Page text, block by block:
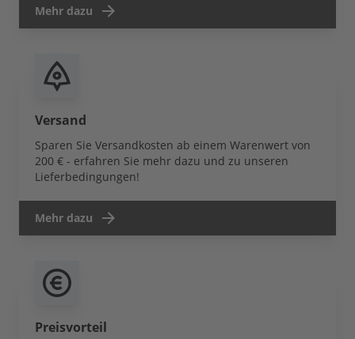
Mehr dazu
Versand
Sparen Sie Versandkosten ab einem Warenwert von
200 € - erfahren Sie mehr dazu und zu unseren
Lieferbedingungen!
Mehr dazu
Preisvorteil